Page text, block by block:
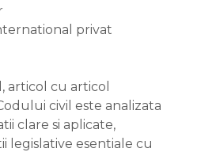
privat
articol cu articol
civil este analizata
clare si aplicate,
legislative esentiale cu